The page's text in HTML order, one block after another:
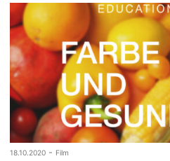
18.10.2020 - Film